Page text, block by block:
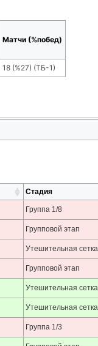
Матчи (%побед)
18 (%27) (ТБ-1)
Стадия
Группа 1/8
Групповой этап
Утешительная сетка
Групповой этап
Утешительная сетка
Утешительная сетка
Группа 1/3